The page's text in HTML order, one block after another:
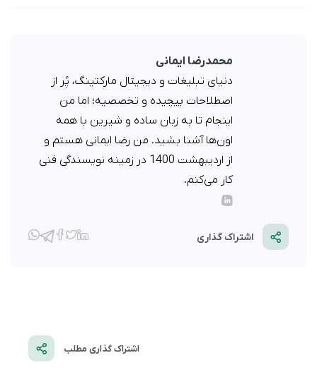
محمدرضا ایمانی
دنیای تبلیغات و دیجیتال مارکتینگ، پُر از
اصطلاحات پیچیده و تخصصیه؛ اما من
اینجام تا به زبان ساده و شیرین با همه
اون‌ها آشنا بشید. من رضا ایمانی هستم و
از اردیبهشت 1400 در زمینه نویسندگی فنی
کار می‌کنم.
اشتراک گذاری
اشتراک گذاری مطلب